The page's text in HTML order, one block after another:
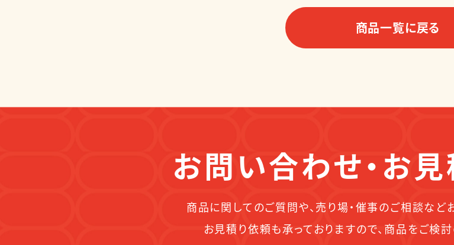
商品一覧に戻る
お問い合わせ・お見
商品に関してのご質問や、売り場・催事のご相談など
お見積り依頼も承っておりますので、商品をご検